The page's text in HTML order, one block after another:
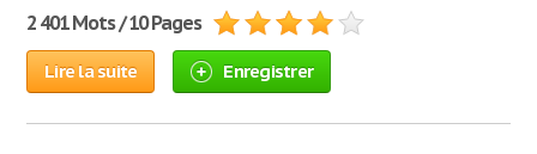
2 401 Mots / 10 Pages
Lire la suite Enregistrer